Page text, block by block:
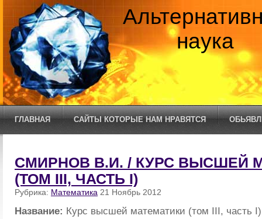
наука
ГЛАВНАЯ САЙТЫ КОТОРЫЕ НАМ НРАВЯТСЯ
СМИРНОВ В.И. / КУРС ВЫСШЕЙ
(ТОМ III, ЧАСТЬ I)
Рубрика: Математика 21 Ноябрь 2012
Название: Курс высшей математики (том III, часть I)